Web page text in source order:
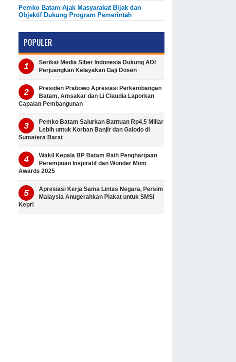
Pemko Batam Ajak Masyarakat Bijak dan
Objektif Dukung Program Pemerintah
POPULER
Serikat Media Siber Indonesia Dukung ADI
Perjuangkan Kelayakan Gaji Dosen
Presiden Prabowo Apresiasi Perkembangan
Batam, Amsakar dan Li Claudia Laporkan
Capaian Pembangunan
Pemko Batam Salurkan Bantuan Rp4,5 Miliar
Lebih untuk Korban Banjir dan Galodo di
Sumatera Barat
Wakil Kepala BP Batam Raih Penghargaan
Perempuan Inspiratif dan Wonder Mom
Awards 2025
Apresiasi Kerja Sama Lintas Negara, Persim
Malaysia Anugerahkan Plakat untuk SMSI
Kepri